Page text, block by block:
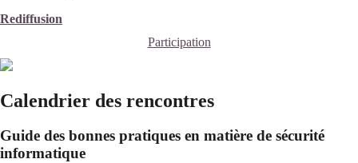
Rediffusion
Participation
Calendrier des rencontres
Guide des bonnes pratiques en matière de sécurité
informatique